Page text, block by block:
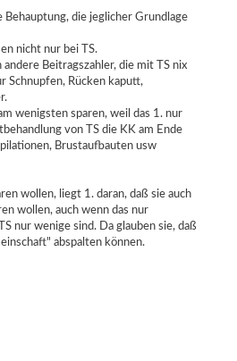
Behauptung, die jeglicher Grundlage
nicht nur bei TS.
Beitragszahler, die mit TS nix
Schnupfen, Rücken kaputt,
wenigsten sparen, weil das 1. nur
von TS die KK am Ende
Brustaufbauten usw
wollen, liegt 1. daran, daß sie auch
wollen, auch wenn das nur
nur wenige sind. Da glauben sie, daß
abspalten können.